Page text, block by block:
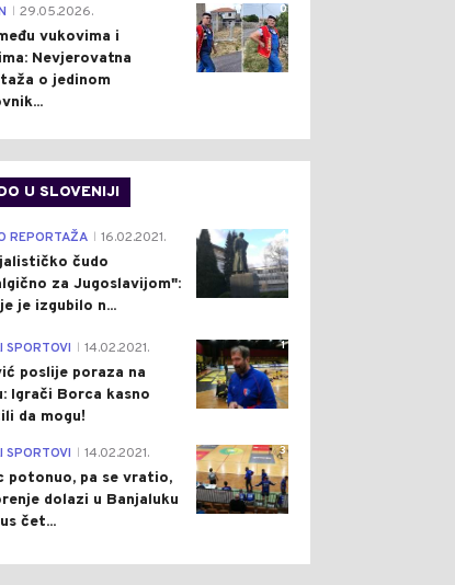
0
29.05.2026.
vukovima i
Nevjerovatna
o jedinom
U SLOVENIJI
4
REPORTAŽA 16.02.2021.
čudo
za Jugoslavijom":
je izgubilo n...
1
SPORTOVI 14.02.2021.
poslije poraza na
Igrači Borca kasno
da mogu!
3
SPORTOVI 14.02.2021.
potonuo, pa se vratio,
dolazi u Banjaluku
čet...